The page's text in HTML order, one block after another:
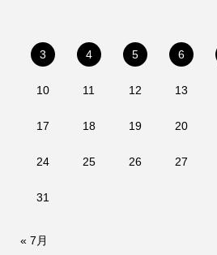
3 4 5 6
10 11 12 13
17 18 19 20
24 25 26 27
31
« 7月